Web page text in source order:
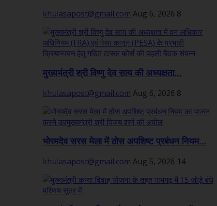
khulasapost@gmail.com Aug 6, 2026 8
मुख्यमंत्री श्री विष्णु देव साय की अध्यक्षता...
khulasapost@gmail.com Aug 6, 2026 8
भोरमदेव सरस मेला में ठोस अपशिष्ट प्रबंधन नियम...
khulasapost@gmail.com Aug 5, 2026 14